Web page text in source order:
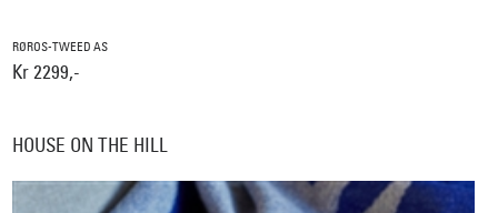
RØROS-TWEED AS
Kr 2299,-
HOUSE ON THE HILL